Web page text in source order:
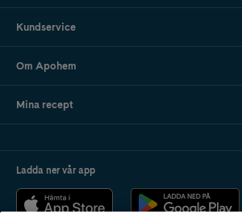
Kundservice
Om Apohem
Mina recept
Ladda ner vår app